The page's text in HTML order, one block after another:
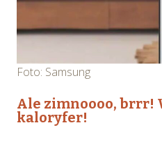
Foto: Samsung
Ale zimnoooo, brrr!
kaloryfer!